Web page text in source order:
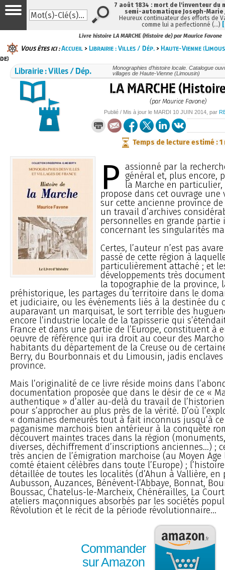
Livre histoire LA MARCHE (Histoire de) par Maurice Favone
Vous êtes ici :Accueil >Librairie : Villes / Dép. >Haute-Vienne
de)
Librairie : Villes / Dép.
Monographies d’histoire locale. Catalogue
villages de Haute-Vienne (Limousin)
LA MARCHE
(par Maurice Favone)
Publié / Mis à jour le MARDI 10 JUIN 2014 , par
Temps de lecture estimé : 1
P assionné par la
général et, plus encore,
la Marche en particulier,
propose dans cet ouvrage une
sur cette ancienne province de
un travail d’archives
personnelles en grande partie
concernant les singularités
Certes, l’auteur n’est pas
passé de cette région à
particulièrement attaché ; et
développements très
la topographie de la province,
préhistorique, les partages du territoire dans le
et judiciaire, ou les événements liés à la destinée du
auparavant un marquisat, le sort terrible des
encore l’industrie locale de la tapisserie qui
France et dans une partie de l’Europe, constituent à
oeuvre de référence qui ira droit au coeur des
habitants du département de la Creuse ou de
Berry, du Bourbonnais et du Limousin, jadis enclaves
province.
Mais l’originalité de ce livre réside moins dans
documentation proposée que dans le désir de ce «
authentique » d’aller au-delà du travail de
pour s’approcher au plus près de la vérité. D’où
« domaines demeurés tout à fait inconnus jusqu’à
paganisme marchois bien antérieur à la conquête
découvert maintes traces dans la région
diverses, déchiffrement d’inscriptions anciennes...) ;
très ancien de l’émigration marchoise (au Moyen
comté étaient célèbres dans toute l’Europe) ;
détaillée de toutes les localités (d’Ahun à Vallière, en
Aubusson, Auzances, Bénévent-l’Abbaye, Bonnat,
Boussac, Chatelus-le-Marcheix, Chénérailles, La
ateliers maçonniques absorbés par les sociétés
Révolution et le récit de la période révolutionnaire...
Commander
sur Amazon
7 août 1834 : mort de l'inventeur du
semi-automatique Joseph-Marie
Heureux continuateur des efforts de
comme lui a perfectionné (…)